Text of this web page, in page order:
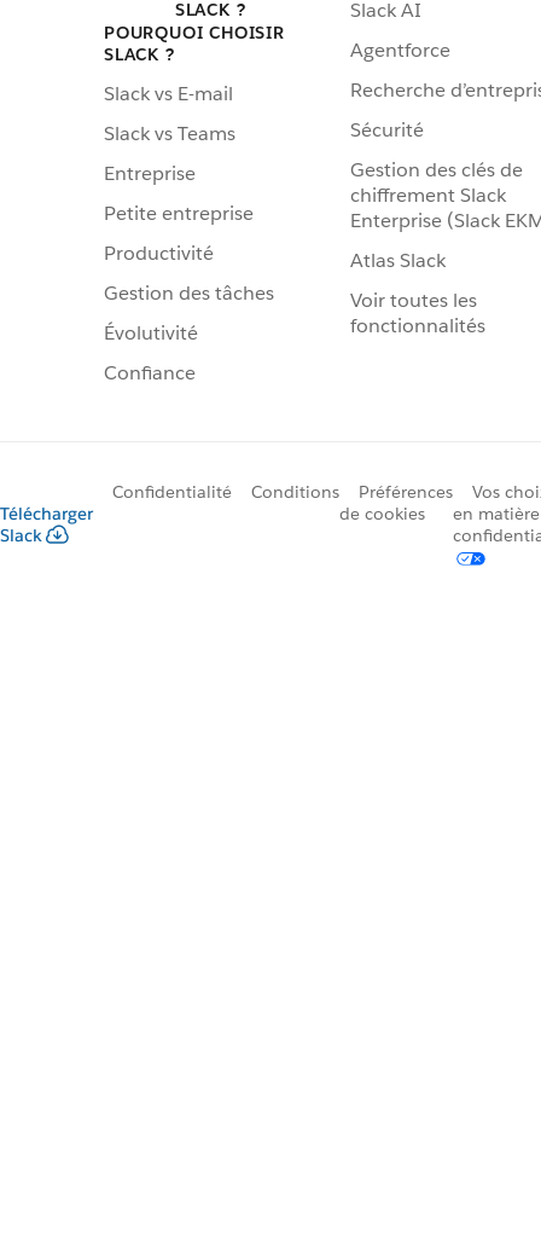
SLACK ?
POURQUOI CHOISIR
SLACK ?
Slack vs E-mail
Slack vs Teams
Entreprise
Petite entreprise
Productivité
Gestion des tâches
Évolutivité
Confiance
Slack AI
Agentforce
Recherche
Sécurité
Gestion des clés de
chiffrement Slack
Enterprise (Slack
Atlas Slack
Voir toutes les
fonctionnalités
Télécharger
Slack
Confidentialité Conditions
Préférences
de cookies
Vos
en